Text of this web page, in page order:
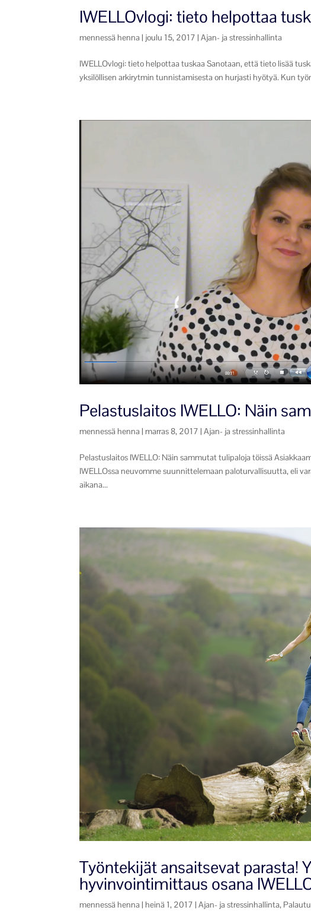
IWELLOvlogi: tieto helpottaa
mennessä henna | joulu 15, 2017 |Ajan- ja stressinhallinta
IWELLOvlogi: tieto helpottaa tuskaa Sanotaan, että tieto lisää
yksilöllisen arkirytmin tunnistamisesta on hurjasti hyötyä. Kun
Pelastuslaitos IWELLO: Näin
mennessä henna | marras 8, 2017 |Ajan- ja stressinhallinta
Pelastuslaitos IWELLO: Näin sammutat tulipaloja töissä
IWELLOssa neuvomme suunnittelemaan paloturvallisuutta, eli
aikana...
Työntekijät ansaitsevat parasta!
hyvinvointimittaus osana
mennessä henna | heinä 1, 2017 |Ajan- ja stressinhallinta,